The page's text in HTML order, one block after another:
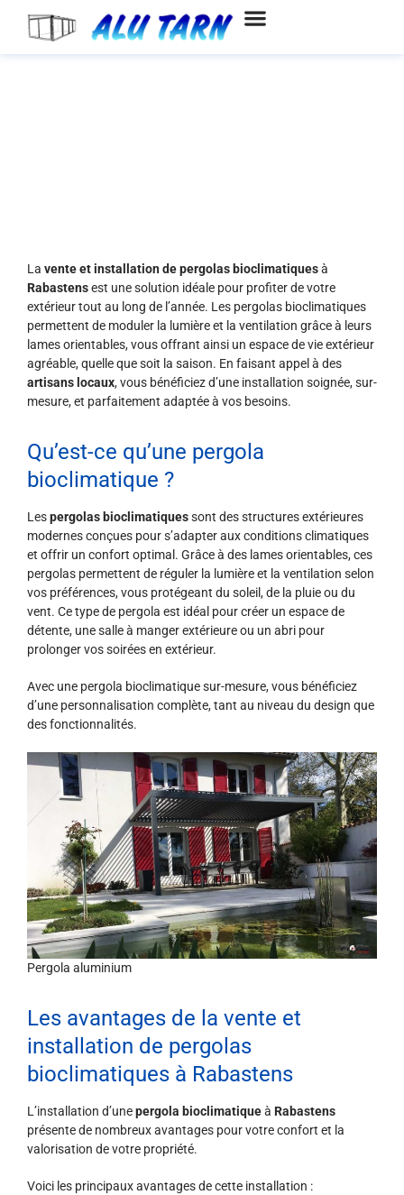
La vente et installation de pergolas bioclimatiquesà
Rabastensest une solution idéale pour profiter de votre
extérieur tout au long de l’année. Les pergolas bioclimatiques
permettent de moduler la lumière et la ventilation grâce à leurs
lames orientables, vous offrant ainsi un espace de vie extérieur
agréable, quelle que soit la saison. En faisant appel à des
artisans locaux, vous bénéficiez d’une installation soignée, sur-
mesure, et parfaitement adaptée à vos besoins.
Qu’est-ce qu’une pergola
bioclimatique ?
Lespergolas bioclimatiquessont des structures extérieures
modernes conçues pour s’adapter aux conditions climatiques
et offrir un confort optimal. Grâce à des lames orientables, ces
pergolas permettent de réguler la lumière et la ventilation selon
vos préférences, vous protégeant du soleil, de la pluie ou du
vent. Ce type de pergola est idéal pour créer un espace de
détente, une salle à manger extérieure ou un abri pour
prolonger vos soirées en extérieur.
Avec une pergola bioclimatique sur-mesure, vous bénéficiez
d’une personnalisation complète, tant au niveau du design que
des fonctionnalités.
Pergola aluminium
Les avantages de la vente et
installation de pergolas
bioclimatiques à Rabastens
L’installation d’unepergola bioclimatiqueà Rabastens
présente de nombreux avantages pour votre confort et la
valorisation de votre propriété.
Voici les principaux avantages de cette installation :